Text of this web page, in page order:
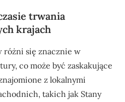
trwania
krajach
różni się znacznie w
co może być zaskakujące
z lokalnymi
takich jak Stany